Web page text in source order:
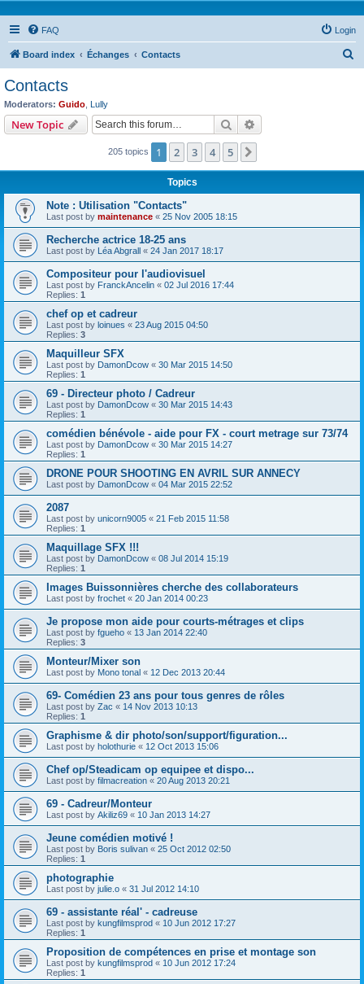
FAQ Login
Board index Échanges Contacts
Contacts
Moderators: Guido Lully
New Topic Search
205 topics 1 2 3 4 5
Topics
Note : Utilisation "Contacts"
Last post by maintenance « 25 Nov 2005 18:15
Recherche actrice 18-25 ans
Last post by Léa Abgrall « 24 Jan 2017 18:17
Compositeur pour l'audiovisuel
Last post by FranckAncelin « 02 Jul 2016 17:44
Replies: 1
chef op et cadreur
Last post by loinues « 23 Aug 2015 04:50
Replies: 3
Maquilleur SFX
Last post by DamonDcow « 30 Mar 2015 14:50
Replies: 1
69 - Directeur photo / Cadreur
Last post by DamonDcow « 30 Mar 2015 14:43
Replies: 1
comédien bénévole - aide pour FX - court metrage sur 73/74
Last post by DamonDcow « 30 Mar 2015 14:27
Replies: 1
DRONE POUR SHOOTING EN AVRIL SUR ANNECY
Last post by DamonDcow « 04 Mar 2015 22:52
2087
Last post by unicorn9005 « 21 Feb 2015 11:58
Replies: 1
Maquillage SFX !!!
Last post by DamonDcow « 08 Jul 2014 15:19
Replies: 1
Images Buissonnières cherche des collaborateurs
Last post by frochet « 20 Jan 2014 00:23
Je propose mon aide pour courts-métrages et clips
Last post by fgueho « 13 Jan 2014 22:40
Replies: 3
Monteur/Mixer son
Last post by Mono tonal « 12 Dec 2013 20:44
69- Comédien 23 ans pour tous genres de rôles
Last post by Zac « 14 Nov 2013 10:13
Replies: 1
Graphisme & dir photo/son/support/figuration...
Last post by holothurie « 12 Oct 2013 15:06
Chef op/Steadicam op equipee et dispo...
Last post by filmacreation « 20 Aug 2013 20:21
69 - Cadreur/Monteur
Last post by Akiliz69 « 10 Jan 2013 14:27
Jeune comédien motivé !
Last post by Boris sulivan « 25 Oct 2012 02:50
Replies: 1
photographie
Last post by julie.o « 31 Jul 2012 14:10
69 - assistante réal' - cadreuse
Last post by kungfilmsprod « 10 Jun 2012 17:27
Replies: 1
Proposition de compétences en prise et montage son
Last post by kungfilmsprod « 10 Jun 2012 17:24
Replies: 1